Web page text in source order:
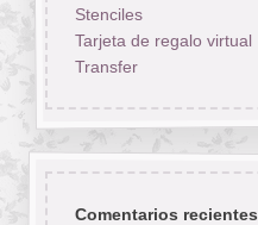
Stenciles
Tarjeta de regalo virtual
Transfer
Comentarios recientes